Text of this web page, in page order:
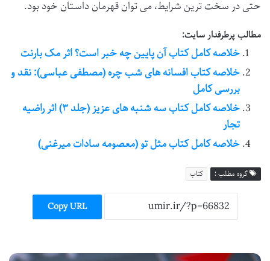
حتی در سخت ترین شرایط، می توان قهرمان داستان خود بود.
مطالب پرطرفدار سایت:
خلاصه کامل کتاب آن پایین چه خبر است؟ اثر مک بارنت
خلاصه کتاب افسانه های شب چره (مصطفی عباسی): نقد و
بررسی کامل
خلاصه کامل کتاب سه شنبه های عزیز (جلد ۳) اثر راضیه
تجار
خلاصه کامل کتاب مثل تو (معصومه سادات میرغنی)
گروه مطلب : کتاب
Copy URL